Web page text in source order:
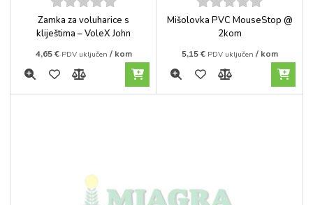
5out of
5
Zamka za voluharice s
kliještima – VoleX John
4,65€ PDV uključen / kom
5out of
Mišolovka PVC MouseStop @
2kom
5,15€ PDV uključen / kom